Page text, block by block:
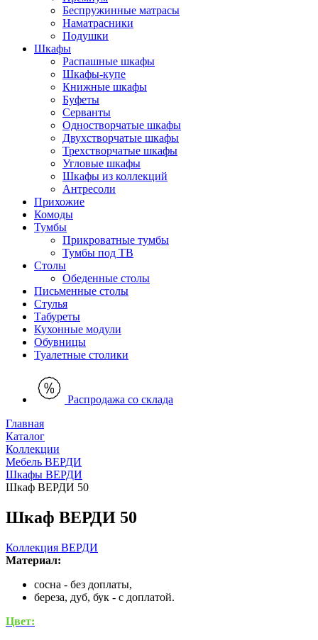
Беспружинные матрасы
Наматрасники
Подушки
Шкафы
Распашные шкафы
Шкафы-купе
Книжные шкафы
Буфеты
Серванты
Одностворчатые шкафы
Двухстворчатые шкафы
Трехстворчатые шкафы
Угловые шкафы
Шкафы из коллекций
Антресоли
Прихожие
Комоды
Тумбы
Прикроватные тумбы
Тумбы под ТВ
Столы
Обеденные столы
Письменные столы
Стулья
Табуреты
Кухонные модули
Обувницы
Туалетные столики
Распродажа со склада
Главная
Каталог
Коллекции
Мебель ВЕРДИ
Шкафы ВЕРДИ
Шкаф ВЕРДИ 50
Шкаф ВЕРДИ 50
Коллекция ВЕРДИ
Материал:
сосна - без доплаты,
береза, дуб, бук - с доплатой.
Цвет: